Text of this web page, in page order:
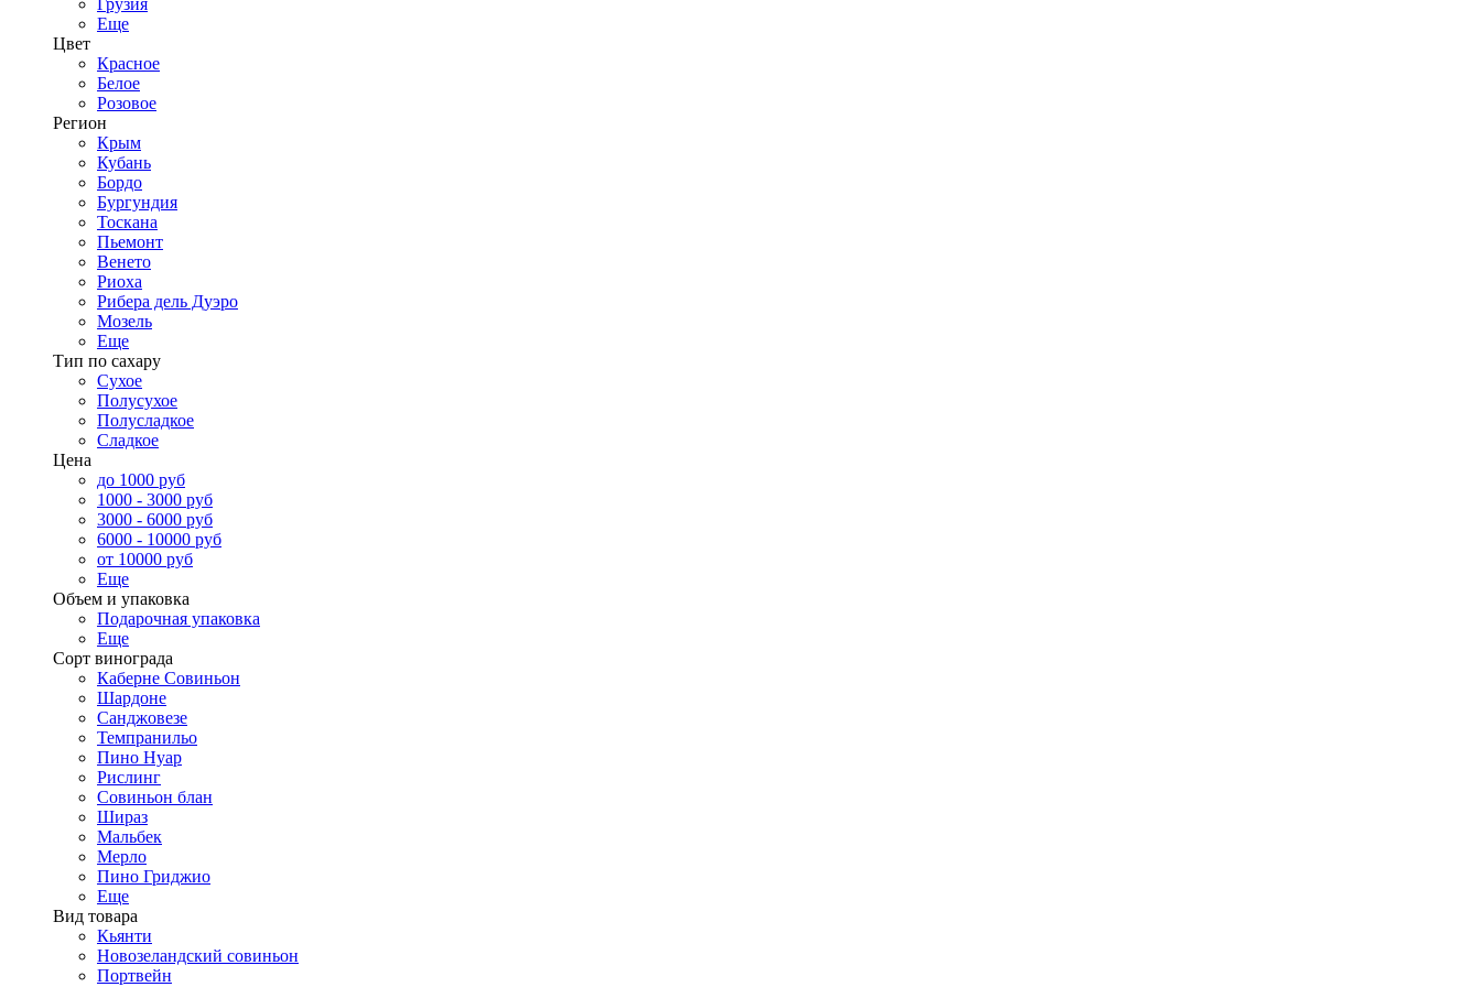
Грузия
Еще
Цвет
Красное
Белое
Розовое
Регион
Крым
Кубань
Бордо
Бургундия
Тоскана
Пьемонт
Венето
Риоха
Рибера дель Дуэро
Мозель
Еще
Тип по сахару
Сухое
Полусухое
Полусладкое
Сладкое
Цена
до 1000 руб
1000 - 3000 руб
3000 - 6000 руб
6000 - 10000 руб
от 10000 руб
Еще
Объем и упаковка
Подарочная упаковка
Еще
Сорт винограда
Каберне Совиньон
Шардоне
Санджовезе
Темпранильо
Пино Нуар
Рислинг
Совиньон блан
Шираз
Мальбек
Мерло
Пино Гриджио
Еще
Вид товара
Кьянти
Новозеландский совиньон
Портвейн